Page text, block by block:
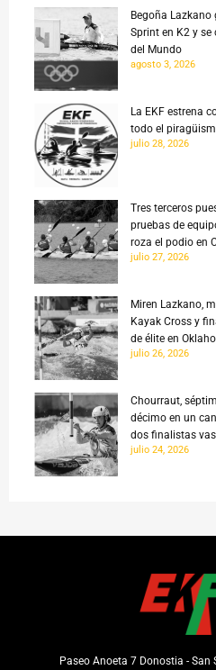
Begoña Lazkano
Sprint en K2 y
del Mundo
agosto 3, 2026
La EKF estrena
todo el
julio 28, 2026
Tres terceros
pruebas de
roza el podio en
julio 27, 2026
Miren Lazkano,
Kayak Cross y
de élite en
julio 26, 2026
Chourraut,
décimo en un
dos finalistas
julio 24, 2026
Paseo Anoeta 7 Donostia -